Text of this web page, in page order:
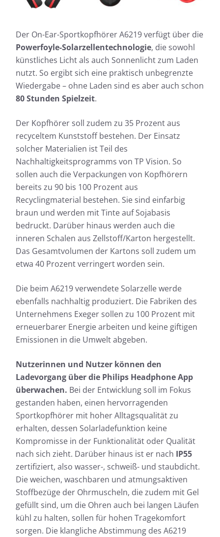
Der On-Ear-Sportkopfhörer A6219 verfügt über die
Powerfoyle-Solarzellentechnologie, die sowohl
künstliches Licht als auch Sonnenlicht zum Laden
nutzt. So ergibt sich eine praktisch unbegrenzte
Wiedergabe – ohne Laden sind es aber auch schon
80 Stunden Spielzeit.
Der Kopfhörer soll zudem zu 35 Prozent aus
recyceltem Kunststoff bestehen. Der Einsatz
solcher Materialien ist Teil des
Nachhaltigkeitsprogramms von TP Vision. So
sollen auch die Verpackungen von Kopfhörern
bereits zu 90 bis 100 Prozent aus
Recyclingmaterial bestehen. Sie sind einfarbig
braun und werden mit Tinte auf Sojabasis
bedruckt. Darüber hinaus werden auch die
inneren Schalen aus Zellstoff/Karton hergestellt.
Das Gesamtvolumen der Kartons soll zudem um
etwa 40 Prozent verringert worden sein.
Die beim A6219 verwendete Solarzelle werde
ebenfalls nachhaltig produziert. Die Fabriken des
Unternehmens Exeger sollen zu 100 Prozent mit
erneuerbarer Energie arbeiten und keine giftigen
Emissionen in die Umwelt abgeben.
Nutzerinnen und Nutzer können den
Ladevorgang über die Philips Headphone App
überwachen. Bei der Entwicklung soll im Fokus
gestanden haben, einen hervorragenden
Sportkopfhörer mit hoher Alltagsqualität zu
erhalten, dessen Solarladefunktion keine
Kompromisse in der Funktionalität oder Qualität
nach sich zieht. Darüber hinaus ist er nach IP55
zertifiziert, also wasser-, schweiß- und staubdicht.
Die weichen, waschbaren und atmungsaktiven
Stoffbezüge der Ohrmuscheln, die zudem mit Gel
gefüllt sind, um die Ohren auch bei langen Läufen
kühl zu halten, sollen für hohen Tragekomfort
sorgen. Die klangliche Abstimmung des A6219